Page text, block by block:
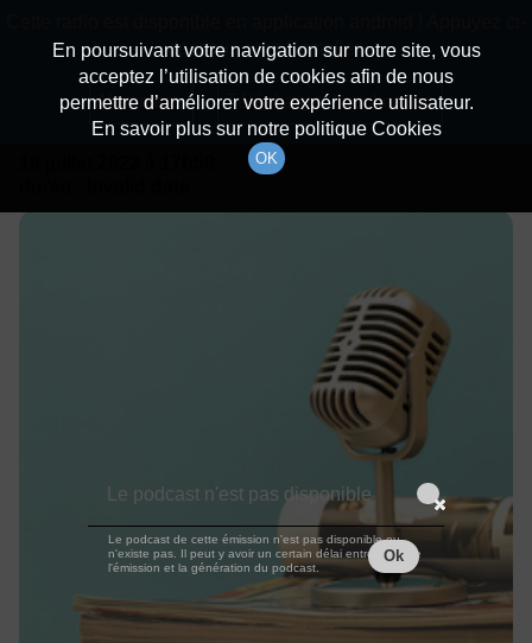
Détails De L'émission
En poursuivant votre navigation sur notre site, vous
acceptez l’utilisation de cookies afin de nous
permettre d’améliorer votre expérience utilisateur.
En savoir plus sur notre politique Cookies
OK
dessous pour l'installer.
Non merci Télécharger l'application
Le podcast n'est pas disponible
Le podcast de cette émission n'est pas disponible ou
n'existe pas. Il peut y avoir un certain délai entre la fin de
l'émission et la génération du podcast.
Ok